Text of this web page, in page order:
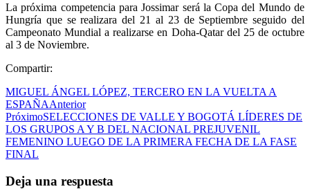
La próxima competencia para Jossimar será la Copa del Mundo de
Hungría que se realizara del 21 al 23 de Septiembre seguido del
Campeonato Mundial a realizarse en Doha-Qatar del 25 de octubre
al 3 de Noviembre.
Compartir:
MIGUEL ÁNGEL LÓPEZ, TERCERO EN LA VUELTA A
ESPAÑAAnterior
PróximoSELECCIONES DE VALLE Y BOGOTÁ LÍDERES DE
LOS GRUPOS A Y B DEL NACIONAL PREJUVENIL
FEMENINO LUEGO DE LA PRIMERA FECHA DE LA FASE
FINAL
Deja una respuesta